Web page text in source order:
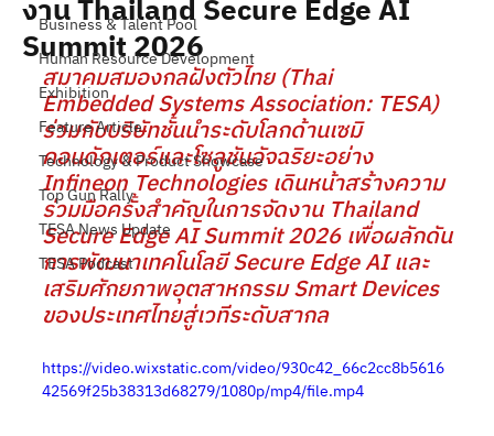
Business & Talent Pool
Human Resource Development
Exhibition
Feature Article
Technology & Product Showcase
Top Gun Rally
TESA News Update
TESA Podcast
งาน Thailand Secure Edge AI
Summit 2026
สมาคมสมองกลฝังตัวไทย (Thai
Embedded Systems Association: TESA)
ร่วมกับบริษัทชั้นนำระดับโลกด้านเซมิ
คอนดักเตอร์และโซลูชันอัจฉริยะอย่าง
Infineon Technologies เดินหน้าสร้างความ
ร่วมมือครั้งสำคัญในการจัดงาน Thailand
Secure Edge AI Summit 2026 เพื่อผลักดัน
การพัฒนาเทคโนโลยี Secure Edge AI และ
เสริมศักยภาพอุตสาหกรรม Smart Devices
ของประเทศไทยสู่เวทีระดับสากล
https://video.wixstatic.com/video/930c42_66c2cc8b5616
42569f25b38313d68279/1080p/mp4/file.mp4